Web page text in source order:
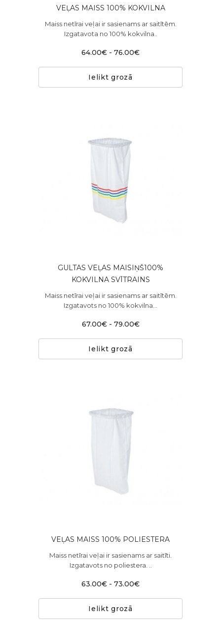
VEĻAS MAISS 100% KOKVILNA
Maiss netīrai veļai ir sasienams ar saitītēm.
Izgatavota no 100% kokvilna..
64.00€ - 76.00€
Ielikt grozā
GULTAS VEĻAS MAISIŅŠ100%
KOKVILNA SVĪTRAINS
Maiss netīrai veļai ir sasienams ar saitītēm.
Izgatavots no 100% kokvilna...
67.00€ - 79.00€
Ielikt grozā
VEĻAS MAISS 100% POLIESTERA
Maiss netīrai veļai ir sasienams ar saitīti.
Izgatavots no poliestera. ​ ..
63.00€ - 73.00€
Ielikt grozā